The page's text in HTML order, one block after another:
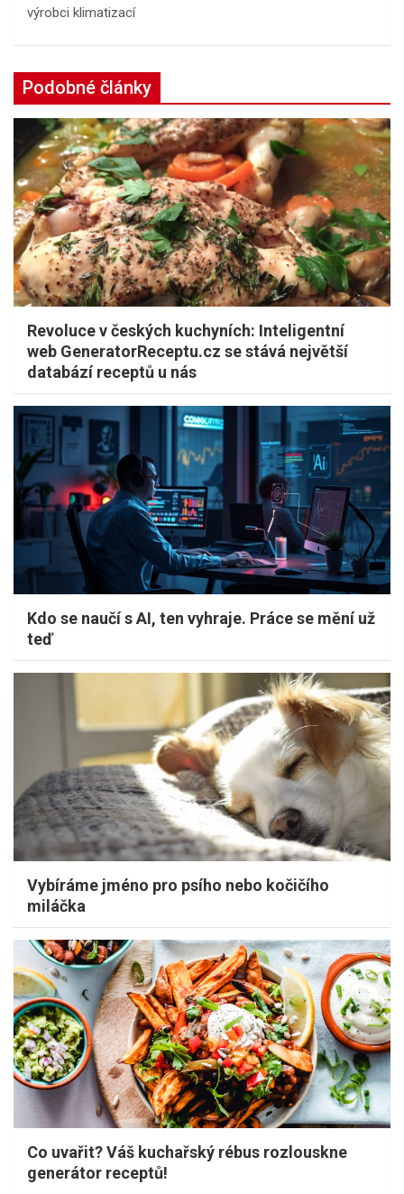
výrobci klimatizací
Podobné články
Revoluce v českých kuchyních: Inteligentní
web GeneratorReceptu.cz se stává největší
databází receptů u nás
Kdo se naučí s AI, ten vyhraje. Práce se mění už
teď
Vybíráme jméno pro psího nebo kočičího
miláčka
Co uvařit? Váš kuchařský rébus rozlouskne
generátor receptů!